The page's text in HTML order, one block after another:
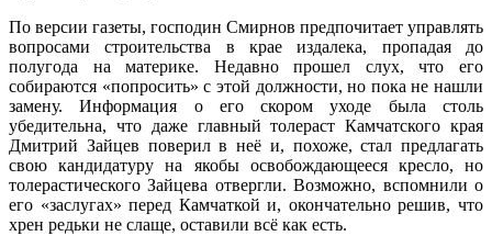
По версии газеты, господин Смирнов предпочитает управлять
вопросами строительства в крае издалека, пропадая до
полугода на материке. Недавно прошел слух, что его
собираются «попросить» с этой должности, но пока не нашли
замену. Информация о его скором уходе была столь
убедительна, что даже главный толераст Камчатского края
Дмитрий Зайцев поверил в неё и, похоже, стал предлагать
свою кандидатуру на якобы освобождающееся кресло, но
толерастического Зайцева отвергли. Возможно, вспомнили о
его «заслугах» перед Камчаткой и, окончательно решив, что
хрен редьки не слаще, оставили всё как есть.